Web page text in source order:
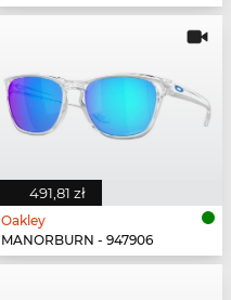
491,81 zł
Oakley
MANORBURN - 947906